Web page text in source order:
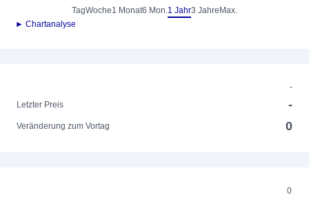
TagWoche1 Monat6 Mon.1 Jahr3 Jahre Max.
► Chartanalyse
-
Letzter Preis
-
Veränderung zum Vortag 0
0